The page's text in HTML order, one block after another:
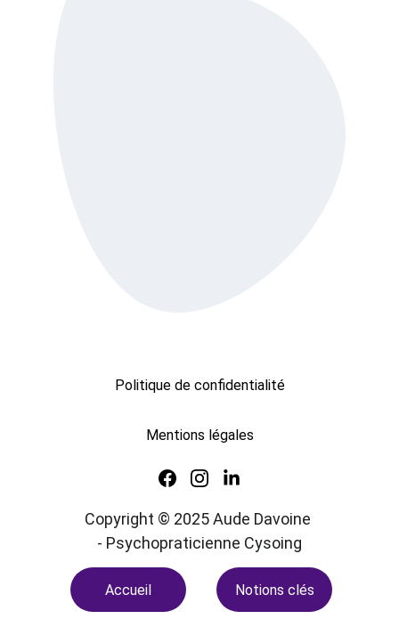
Politique de confidentialité
Mentions légales
Copyright © 2025 Aude Davoine
- Psychopraticienne Cysoing
Accueil Notions clés